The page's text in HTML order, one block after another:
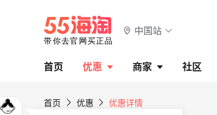
中国站
首页 优惠 商家 社区
首页 优惠 优惠详情